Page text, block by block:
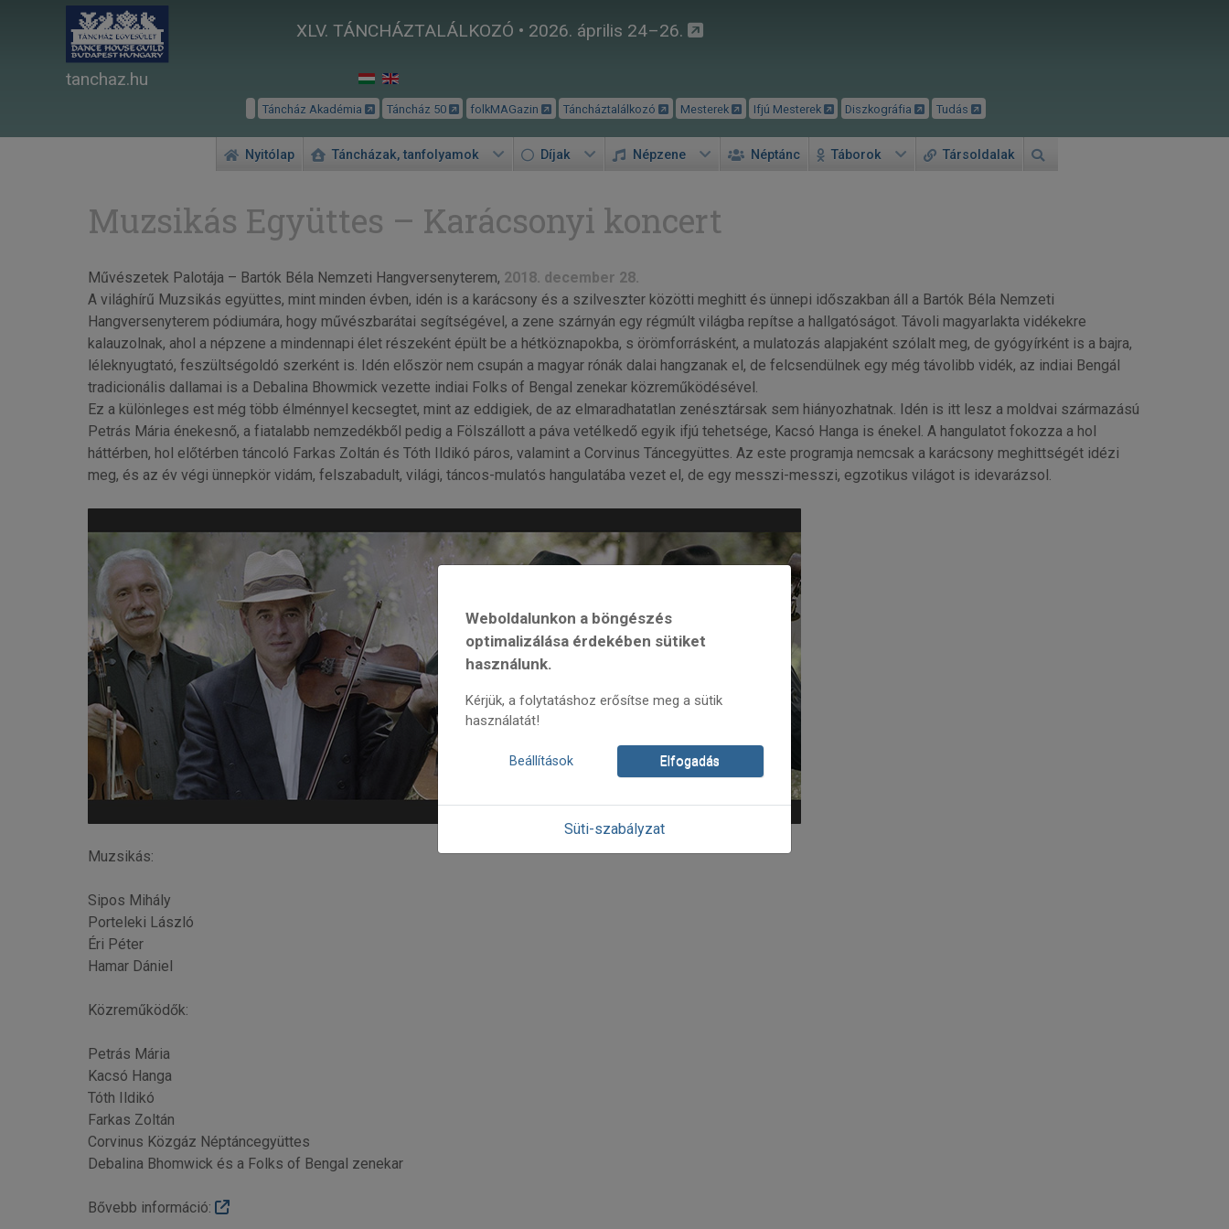
XLV. TÁNCHÁZTALÁLKOZÓ • 2026. április 24–26.
tanchaz.hu
Táncház Akadémia Táncház 50 folkMAGazin Táncháztalálkozó Mesterek Ifjú Mesterek Diszkográfia Tudás
Nyitólap Táncházak, tanfolyamok Díjak Népzene Néptánc Táborok Társoldalak
Muzsikás Együttes – Karácsonyi koncert
Művészetek Palotája – Bartók Béla Nemzeti Hangversenyterem, 2018. december 28.
A világhírű Muzsikás együttes, mint minden évben, idén is a karácsony és a szilveszter közötti meghitt és ünnepi időszakban áll a Bartók Béla Nemzeti
Hangversenyterem pódiumára, hogy művészbarátai segítségével, a zene szárnyán egy régmúlt világba repítse a hallgatóságot. Távoli magyarlakta vidékekre
kalauzolnak, ahol a népzene a mindennapi élet részeként épült be a hétköznapokba, s örömforrásként, a mulatozás alapjaként szólalt meg, de gyógyírként is a bajra,
léleknyugtató, feszültségoldó szerként is. Idén először nem csupán a magyar rónák dalai hangzanak el, de felcsendülnek egy még távolibb vidék, az indiai Bengál
tradicionális dallamai is a Debalina Bhowmick vezette indiai Folks of Bengal zenekar közreműködésével.
Ez a különleges est még több élménnyel kecsegtet, mint az eddigiek, de az elmaradhatatlan zenésztársak sem hiányozhatnak. Idén is itt lesz a moldvai származású
Petrás Mária énekesnő, a fiatalabb nemzedékből pedig a Fölszállott a páva vetélkedő egyik ifjú tehetsége, Kacsó Hanga is énekel. A hangulatot fokozza a hol
háttérben, hol előtérben táncoló Farkas Zoltán és Tóth Ildikó páros, valamint a Corvinus Táncegyüttes. Az este programja nemcsak a karácsony meghittségét idézi
meg, és az év végi ünnepkör vidám, felszabadult, világi, táncos-mulatós hangulatába vezet el, de egy messzi-messzi, egzotikus világot is idevarázsol.
Muzsikás:
Sipos Mihály
Porteleki László
Éri Péter
Hamar Dániel
Közreműködők:
Petrás Mária
Kacsó Hanga
Tóth Ildikó
Farkas Zoltán
Corvinus Közgáz Néptáncegyüttes
Debalina Bhomwick és a Folks of Bengal zenekar
Bővebb információ:
Weboldalunkon a böngészés
optimalizálása érdekében sütiket
használunk.
Kérjük, a folytatáshoz erősítse meg a sütik
használatát!
Beállítások Elfogadás
Süti-szabályzat